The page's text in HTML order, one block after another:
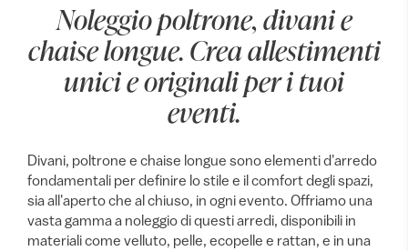
Noleggio poltrone, divani e
chaise longue. Crea allestimenti
unici e originali per i tuoi
eventi.
Divani, poltrone e chaise longue sono elementi d'arredo
fondamentali per definire lo stile e il comfort degli spazi,
sia all'aperto che al chiuso, in ogni evento. Offriamo una
vasta gamma a noleggio di questi arredi, disponibili in
materiali come velluto, pelle, ecopelle e rattan, e in una